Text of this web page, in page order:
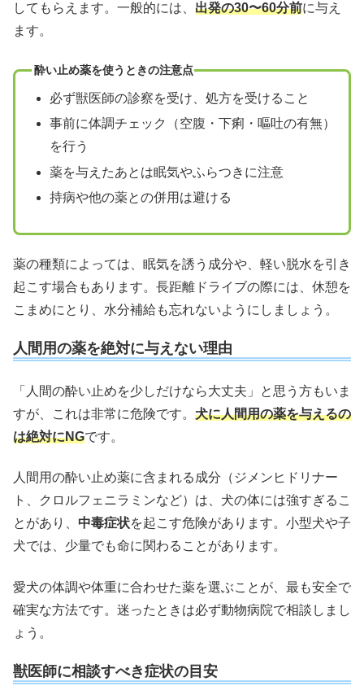
してもらえます。一般的には、 出発の30〜60分前に与え
ます。
酔い止め薬を使うときの注意点
必ず獣医師の診察を受け、処方を受けること
事前に体調チェック（空腹・下痢・嘔吐の有無）
を行う
薬を与えたあとは眠気やふらつきに注意
持病や他の薬との併用は避ける
薬の種類によっては、眠気を誘う成分や、軽い脱水を引き
起こす場合もあります。長距離ドライブの際には、休憩を
こまめにとり、水分補給も忘れないようにしましょう。
人間用の薬を絶対に与えない理由
「人間の酔い止めを少しだけなら大丈夫」と思う方もいま
すが、これは非常に危険です。 犬に人間用の薬を与えるの
は絶対にNGです。
人間用の酔い止め薬に含まれる成分（ジメンヒドリナー
ト、クロルフェニラミンなど）は、犬の体には強すぎるこ
とがあり、 中毒症状を起こす危険があります。小型犬や子
犬では、少量でも命に関わることがあります。
愛犬の体調や体重に合わせた薬を選ぶことが、最も安全で
確実な方法です。迷ったときは必ず動物病院で相談しまし
ょう。
獣医師に相談すべき症状の目安